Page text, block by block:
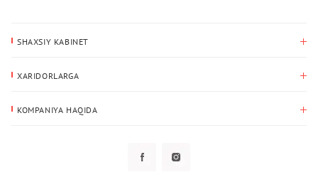
SHAXSIY KABINET
Yetkazib berish manzili
XARIDORLARGA
KOMPANIYA HAQIDA